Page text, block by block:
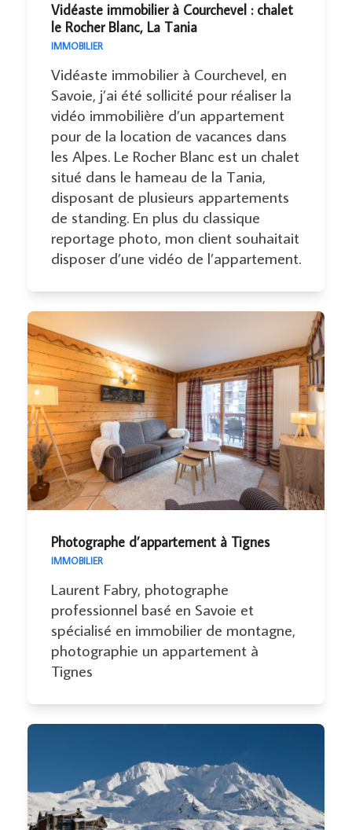
Vidéaste immobilier à Courchevel : chalet
le Rocher Blanc, La Tania
IMMOBILIER
Vidéaste immobilier à Courchevel, en
Savoie, j’ai été sollicité pour réaliser la
vidéo immobilière d’un appartement
pour de la location de vacances dans
les Alpes. Le Rocher Blanc est un chalet
situé dans le hameau de la Tania,
disposant de plusieurs appartements
de standing. En plus du classique
reportage photo, mon client souhaitait
disposer d’une vidéo de l’appartement.
Photographe d’appartement à Tignes
IMMOBILIER
Laurent Fabry, photographe
professionnel basé en Savoie et
spécialisé en immobilier de montagne,
photographie un appartement à
Tignes